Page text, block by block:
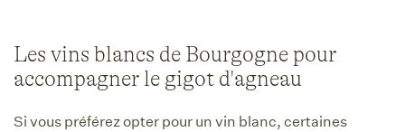
Les vins blancs de Bourgogne pour
accompagner le gigot d'agneau
Si vous préférez opter pour un vin blanc, certaines